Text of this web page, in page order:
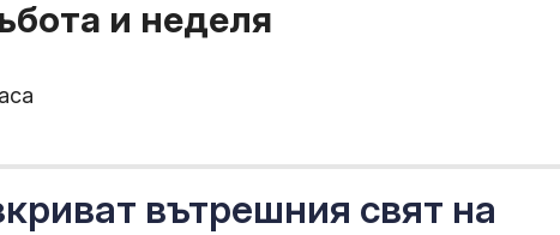
и неделя
вътрешния свят на